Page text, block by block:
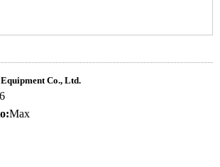
Co., Ltd.
Max